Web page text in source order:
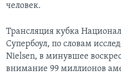
человек.
Трансляция кубка
Супербоул, по словам
Nielsen, в минувшее
внимание 99 миллионов